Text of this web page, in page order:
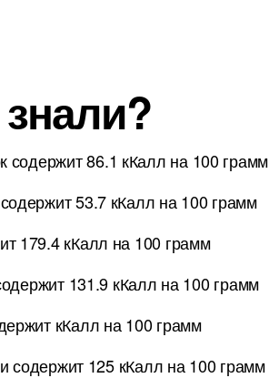
содержит 86.1 кКалл на 100 грамм
53.7 кКалл на 100 грамм
179.4 кКалл на 100 грамм
131.9 кКалл на 100 грамм
кКалл на 100 грамм
содержит 125 кКалл на 100 грамм